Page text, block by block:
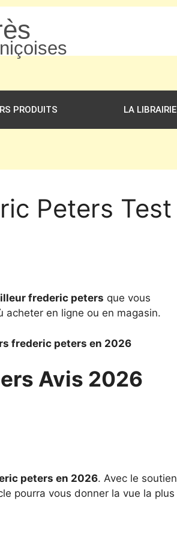
PRODUITS LA LIBRAIRIE
Peters Test
frederic peters que vous
acheter en ligne ou en magasin.
frederic peters en 2026
Avis 2026
peters en 2026. Avec le soutien
pourra vous donner la vue la plus